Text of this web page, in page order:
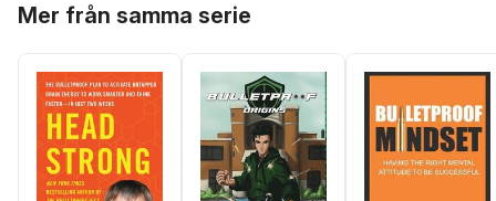
Mer från samma serie